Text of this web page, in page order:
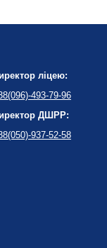
ліцею:
493-79-96
ДШРР:
937-52-58